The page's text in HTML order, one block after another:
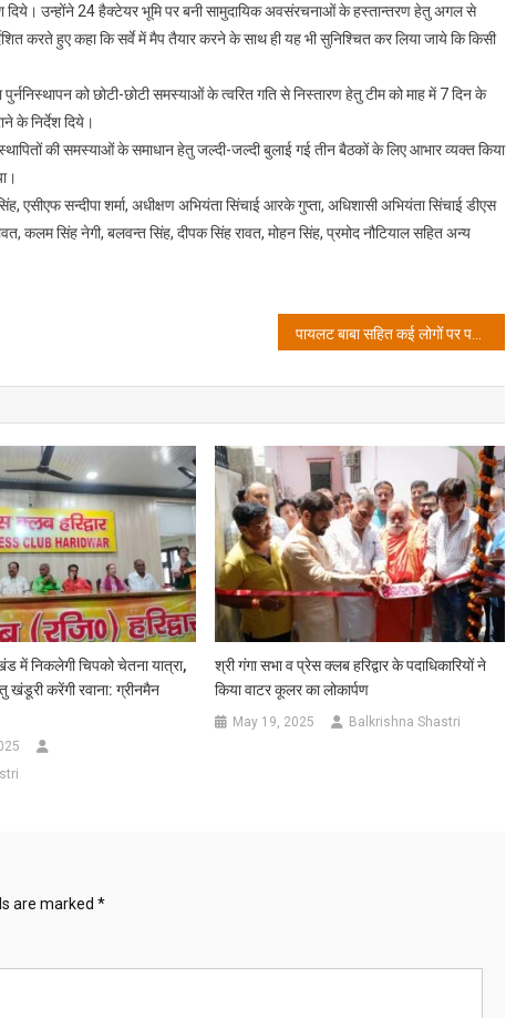
के
सम्बन्ध
बैठक,
जिलाधिकारी
ने
निर्देश
दिये। उन्होंने 24 हैक्टेयर भूमि पर बनी सामुदायिक अवसंरचनाओं के हस्तान्तरण हेतु अगल से
करते हुए कहा कि सर्वे में मैप तैयार करने के साथ ही यह भी सुनिश्चित कर लिया जाये कि किसी
को छोटी-छोटी समस्याओं के त्वरित गति से निस्तारण हेतु टीम को माह में 7 दिन के
के निर्देश दिये।
की समस्याओं के समाधान हेतु जल्दी-जल्दी बुलाई गई तीन बैठकों के लिए आभार व्यक्त किया
सन्दीपा शर्मा, अधीक्षण अभियंता सिंचाई आरके गुप्ता, अधिशासी अभियंता सिंचाई डीएस
कलम सिंह नेगी, बलवन्त सिंह, दीपक सिंह रावत, मोहन सिंह, प्रमोद नौटियाल सहित अन्य
में निकलेगी चिपको चेतना यात्रा,
करेंगी रवाना: ग्रीनमैन
श्री गंगा सभा व प्रेस क्लब हरिद्वार के पदाधिकारियों ने
किया वाटर कूलर का लोकार्पण
May 19, 2025 Balkrishna Shastri
are marked *